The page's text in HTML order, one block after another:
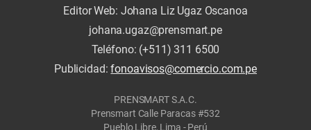
Editor Web: Johana Liz Ugaz Oscanoa
johana.ugaz@prensmart.pe
Teléfono: (+511) 311 6500
Publicidad:fonoavisos@comercio.com.pe
PRENSMART S.A.C.
Prensmart Calle Paracas #532
Pueblo Libre, Lima - Perú